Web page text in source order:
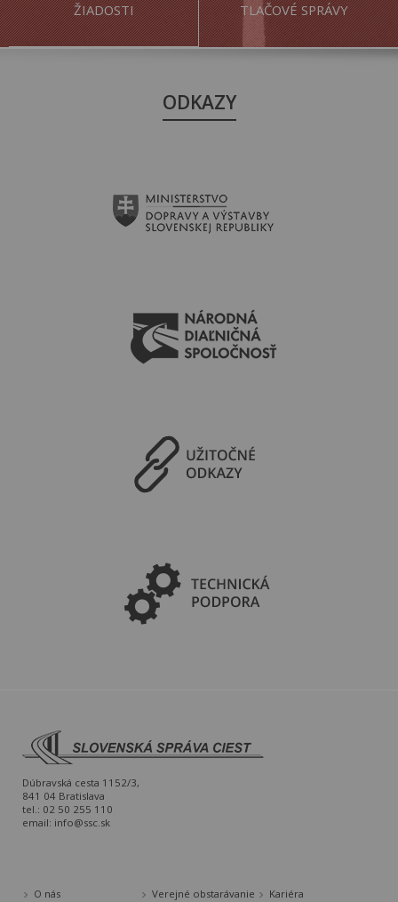
ŽIADOSTI TLAČOVÉ SPRÁVY
ODKAZY
Dúbravská cesta 1152/3,
841 04 Bratislava
tel.: 02 50 255 110
email: info@ssc.sk
O nás Verejné obstarávanie Kariéra